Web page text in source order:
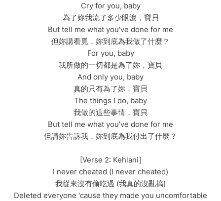
Cry for you, baby
為了妳我流了多少眼淚，寶貝
But tell me what you've done for me
但妳講看覓，妳到底為我做了什麼？
For you, baby
我所做的一切都是為了妳，寶貝
And only you, baby
真的只有為了妳，寶貝
The things I do, baby
我做的這些事情，寶貝
But tell me what you've done for me
但請妳告訴我，妳到底為我付出了什麼？
[Verse 2: Kehlani]
I never cheated (I never cheated)
我從來沒有偷吃過 (我真的沒亂搞)
Deleted everyone 'cause they made you uncomfortable